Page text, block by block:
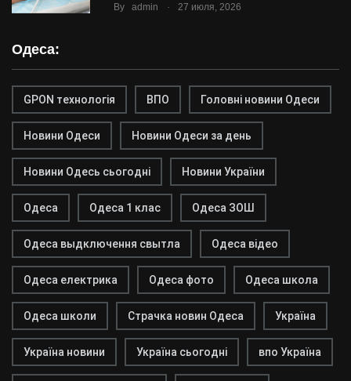
By admin . 27 июля, 2026
Одеса:
GPON технологія ВПО Головні новини Одеси
Новини Одеси Новини Одеси за день
Новини Одесь сьогодні Новини України
Одеса Одеса 1 клас Одеса ЗОШ
Одеса выдключення свытла Одеса відео
Одеса електрика Одеса фото Одеса школа
Одеса школи Страчка новин Одеса Україна
Україна новини Україна сьогодні впо Україна